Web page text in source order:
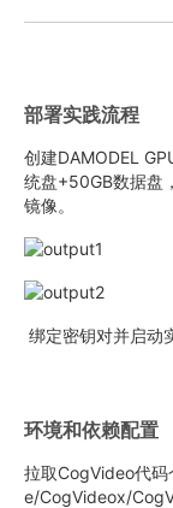
部署实践流程
创建DAMODEL
统盘+50GB数据盘
镜像。
绑定密钥对并启动
环境和依赖配置
拉取CogVideo代
e/CogVideox/